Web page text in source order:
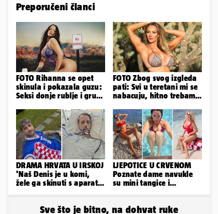
Preporučeni članci
FOTO Rihanna se opet
skinula i pokazala guzu:
Seksi donje rublje i grudi
FOTO Zbog svog izgleda
pati: Svi u teretani mi se
nabacuju, hitno trebam
DRAMA HRVATA U IRSKOJ
'Naš Denis je u komi,
žele ga skinuti s aparata!
LJEPOTICE U CRVENOM
Poznate dame navukle
su mini tangice i
Sve što je bitno, na dohvat ruke